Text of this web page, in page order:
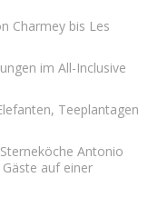
Charmey bis Les
im All-Inclusive
Teeplantagen
Antonio
auf einer